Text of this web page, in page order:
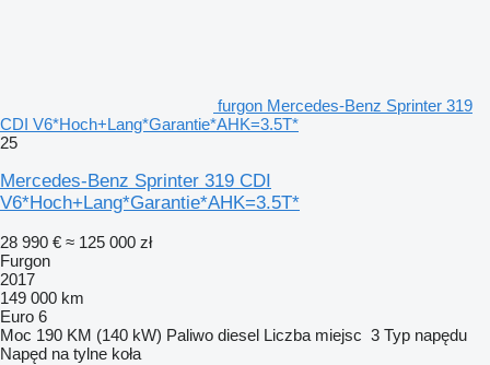
furgon Mercedes-Benz Sprinter 319
CDI V6*Hoch+Lang*Garantie*AHK=3.5T*
25
Mercedes-Benz Sprinter 319 CDI
V6*Hoch+Lang*Garantie*AHK=3.5T*
28 990 € ≈ 125 000 zł
Furgon
2017
149 000 km
Euro 6
Moc 190 KM (140 kW) Paliwo diesel Liczba miejsc 3 Typ napędu
Napęd na tylne koła